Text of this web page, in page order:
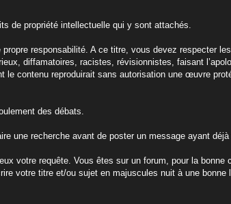
de propriété intellectuelle qui y sont attachés.
responsabilité. A ce titre, vous devez respecter
diffamatoires, racistes, révisionnistes, faisant
contenu reproduirait sans autorisation une œuvre
des débats.
une recherche avant de poster un message ayant déjà
votre requête. Vous êtes sur un forum, pour la
votre titre et/ou sujet en majuscules nuit à une